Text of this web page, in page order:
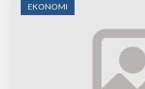
EKONOMI